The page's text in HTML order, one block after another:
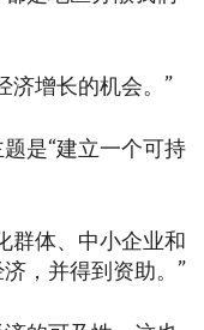
济增长的机会。”
是“建立一个可持
群体、中小企业和
，并得到资助。”